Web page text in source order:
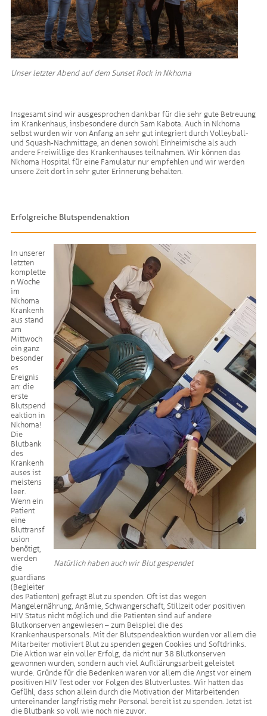
Unser letzter Abend auf dem Sunset Rock in Nkhoma
Insgesamt sind wir ausgesprochen dankbar für die sehr gute Betreuung
im Krankenhaus, insbesondere durch Sam Kabota. Auch in Nkhoma
selbst wurden wir von Anfang an sehr gut integriert durch Volleyball-
und Squash-Nachmittage, an denen sowohl Einheimische als auch
andere Freiwillige des Krankenhauses teilnahmen. Wir können das
Nkhoma Hospital für eine Famulatur nur empfehlen und wir werden
unsere Zeit dort in sehr guter Erinnerung behalten.
Erfolgreiche Blutspendenaktion
Natürlich haben auch wir Blut gespendet
In unserer
letzten
komplette
n Woche
im
Nkhoma
Krankenh
aus stand
am
Mittwoch
ein ganz
besonder
es
Ereignis
an: die
erste
Blutspend
eaktion in
Nkhoma!
Die
Blutbank
des
Krankenh
auses ist
meistens
leer.
Wenn ein
Patient
eine
Bluttransf
usion
benötigt,
werden
die
guardians
(Begleiter
des Patienten) gefragt Blut zu spenden. Oft ist das wegen
Mangelernährung, Anämie, Schwangerschaft, Stillzeit oder positiven
HIV Status nicht möglich und die Patienten sind auf andere
Blutkonserven angewiesen – zum Beispiel die des
Krankenhauspersonals. Mit der Blutspendeaktion wurden vor allem die
Mitarbeiter motiviert Blut zu spenden gegen Cookies und Softdrinks.
Die Aktion war ein voller Erfolg, da nicht nur 38 Blutkonserven
gewonnen wurden, sondern auch viel Aufklärungsarbeit geleistet
wurde. Gründe für die Bedenken waren vor allem die Angst vor einem
positiven HIV Test oder vor Folgen des Blutverlustes. Wir hatten das
Gefühl, dass schon allein durch die Motivation der Mitarbeitenden
untereinander langfristig mehr Personal bereit ist zu spenden. Jetzt ist
die Blutbank so voll wie noch nie zuvor.